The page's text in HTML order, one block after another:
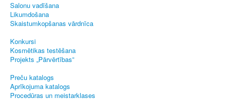
Salonu vadīšana
Likumdošana
Skaistumkopšanas vārdnīca
Konkursi
Kosmētikas testēšana
Projekts „Pārvērtības”
Preču katalogs
Aprīkojuma katalogs
Procedūras un meistarklases